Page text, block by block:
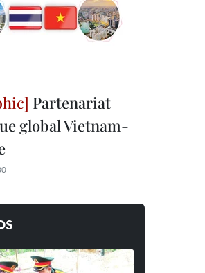
Partenariat
global Vietnam-